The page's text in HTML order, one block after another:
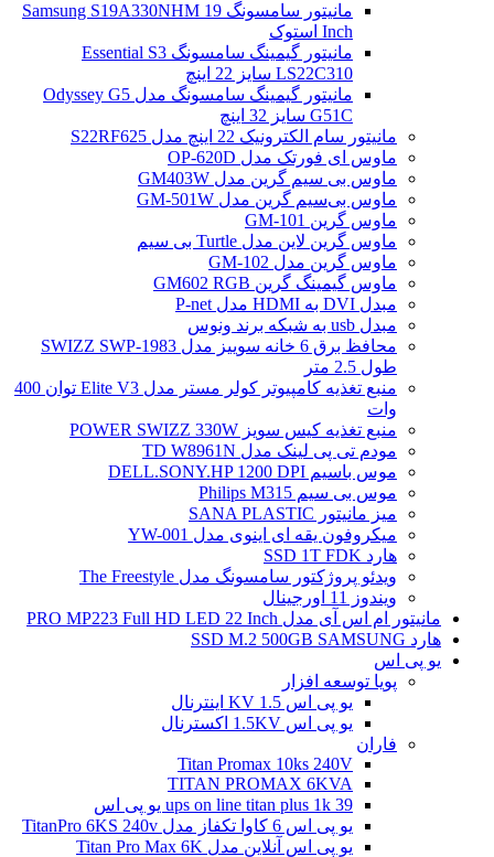
مانیتور سامسونگ Samsung S19A330NHM 19
Inch استوک
مانیتور گیمینگ سامسونگ Essential S3
LS22C310 سایز 22 اینچ
مانیتور گیمینگ سامسونگ مدل Odyssey G5
G51C سایز 32 اینچ
مانیتور سام الکترونیک 22 اینچ مدل S22RF625
ماوس ای فورتک مدل OP-620D
ماوس بی سیم گرین مدل GM403W
ماوس بی‌سیم گرین مدل GM-501W
ماوس گرین GM-101
ماوس گرین لاین مدل Turtle بی سیم
ماوس گرین مدل GM-102
ماوس گیمینگ گرین GM602 RGB
مبدل DVI به HDMI مدل P-net
مبدل usb به شبکه برند ونوس
محافظ برق 6 خانه سوییز مدل SWIZZ SWP-1983
طول 2.5 متر
منبع تغذیه کامپیوتر کولر مستر مدل Elite V3 توان 400
وات
منبع تغذیه کیس سویز POWER SWIZZ 330W
مودم تی پی لینک مدل TD W8961N
موس باسیم DELL.SONY.HP 1200 DPI
موس بی سیم Philips M315
میز مانیتور SANA PLASTIC
میکروفون یقه ای اینوی مدل YW-001
هارد SSD 1T FDK
ویدئو پروژکتور سامسونگ مدل The Freestyle
ویندوز 11 اورجینال
مانیتور ام اس آی مدل PRO MP223 Full HD LED 22 Inch
هارد SSD M.2 500GB SAMSUNG
یو پی اس
پویا توسعه افزار
یو پی اس 1.5 KV اینترنال
یو پی اس 1.5KV اکسترنال
فاران
Titan Promax 10ks 240V
TITAN PROMAX 6KVA
ups on line titan plus 1k 39 یو پی اس
یو پی اس 6 کاوا تکفاز مدل TitanPro 6KS 240v
یو پی اس آنلاین مدل Titan Pro Max 6K